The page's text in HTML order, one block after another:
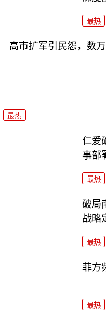
最热
高市扩军引民怨，数
最热
仁爱
事部
最热
破局
战略
最热
菲方
最热